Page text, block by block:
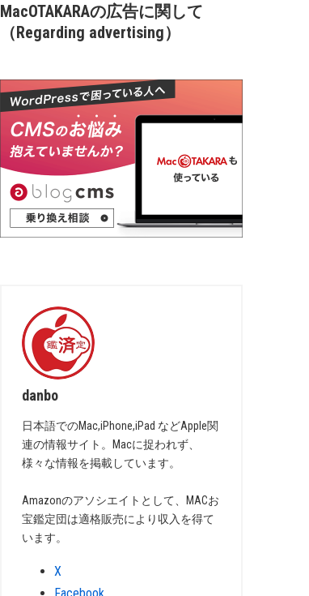
MacOTAKARAの広告に関して
（Regarding advertising）
danbo
日本語でのMac,iPhone,iPad などApple関
連の情報サイト。Macに捉われず、
様々な情報を掲載しています。
Amazonのアソシエイトとして、MACお
宝鑑定団は適格販売により収入を得て
います。
X